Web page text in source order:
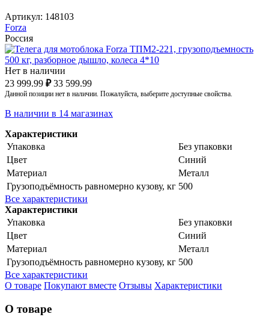
Артикул: 148103
Forza
Россия
Нет в наличии
23 999.99 ₽ 33 599.99
Данной позиции нет в наличии. Пожалуйста, выберите доступные свойства.
В наличии в 14 магазинах
Характеристики
Упаковка
Без упаковки
Цвет
Синий
Материал
Металл
Грузоподъёмность равномерно кузову, кг 500
Все характеристики
Характеристики
Упаковка
Без упаковки
Цвет
Синий
Материал
Металл
Грузоподъёмность равномерно кузову, кг 500
Все характеристики
О товаре Покупают вместе Отзывы Характеристики
О товаре